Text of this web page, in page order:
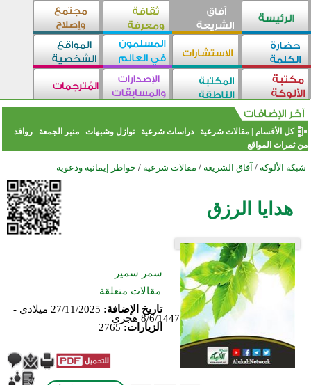
كل الأقسام |مقالات شرعية دراسات شرعية نوازل وشبهات منبر الجمعة
روافد
من ثمرات المواقع
شبكة الألوكة / آفاق الشريعة / مقالات شرعية / خواطر إيمانية ودعوية
هدايا الرزق
سمر سمير
مقالات متعلقة
تاريخ الإضافة:
27/11/2025 ميلادي -
8/6/1447 هجري
الزيارات:2765